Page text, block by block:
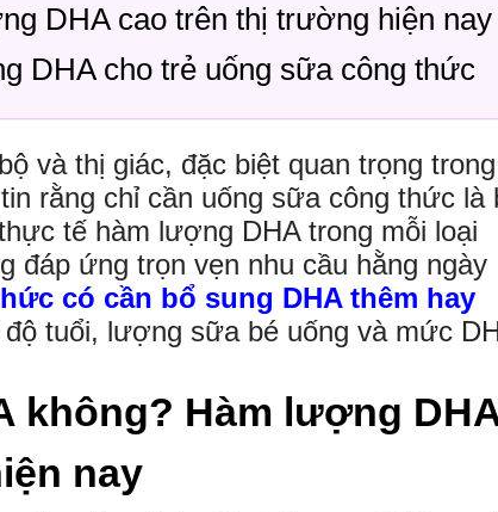
DHA cao trên thị trường hiện nay
DHA cho trẻ uống sữa công thức
và thị giác, đặc biệt quan trọng trong
rằng chỉ cần uống sữa công thức là
tế hàm lượng DHA trong mỗi loại
đáp ứng trọn vẹn nhu cầu hằng ngày
có cần bổ sung DHA thêm hay
tuổi, lượng sữa bé uống và mức
không? Hàm lượng
nay